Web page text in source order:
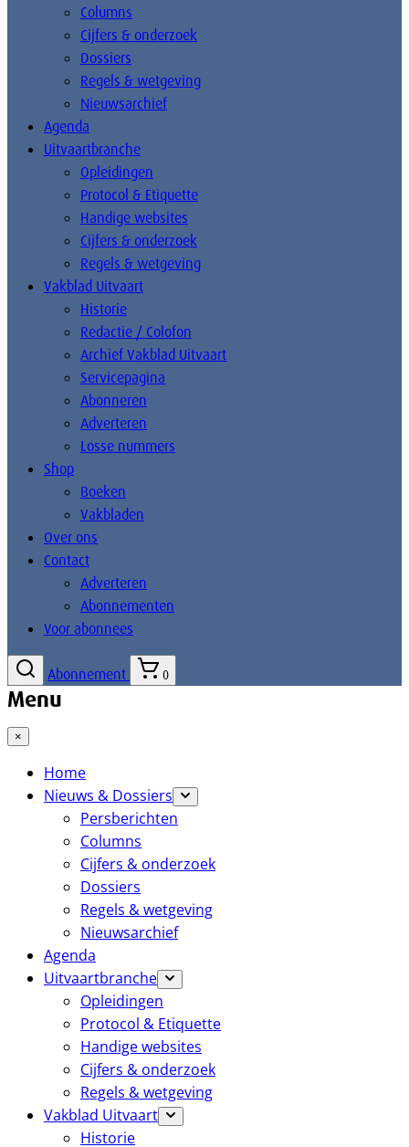
Columns
Cijfers & onderzoek
Dossiers
Regels & wetgeving
Nieuwsarchief
Agenda
Uitvaartbranche
Opleidingen
Protocol & Etiquette
Handige websites
Cijfers & onderzoek
Regels & wetgeving
Vakblad Uitvaart
Historie
Redactie / Colofon
Archief Vakblad Uitvaart
Servicepagina
Abonneren
Adverteren
Losse nummers
Shop
Boeken
Vakbladen
Over ons
Contact
Adverteren
Abonnementen
Voor abonnees
Abonnement 0
Menu
×
Home
Nieuws & Dossiers
Persberichten
Columns
Cijfers & onderzoek
Dossiers
Regels & wetgeving
Nieuwsarchief
Agenda
Uitvaartbranche
Opleidingen
Protocol & Etiquette
Handige websites
Cijfers & onderzoek
Regels & wetgeving
Vakblad Uitvaart
Historie